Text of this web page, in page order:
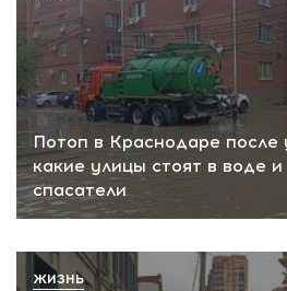
Потоп в Краснодаре после
какие улицы стоят в воде
спасатели
ЖИЗНЬ